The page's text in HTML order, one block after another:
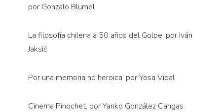
por Gonzalo Blumel
La filosofía chilena a 50 años del Golpe, por Iván
Jaksić
Por una memoria no heroica, por Yosa Vidal
Cinema Pinochet, por Yanko González Cangas